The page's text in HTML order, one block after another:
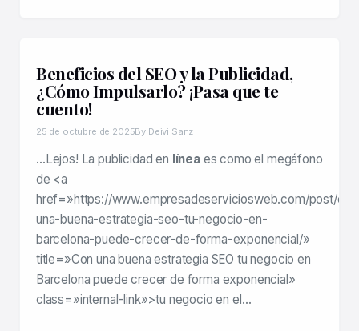
Beneficios del SEO y la Publicidad,
¿Cómo Impulsarlo? ¡Pasa que te
cuento!
25 de octubre de 2025By Deivi Sanz
…Lejos! La publicidad en líneaes como el megáfono
de <a
href=»https://www.empresadeserviciosweb.com/post/
una-buena-estrategia-seo-tu-negocio-en-
barcelona-puede-crecer-de-forma-exponencial/»
title=»Con una buena estrategia SEO tu negocio en
Barcelona puede crecer de forma exponencial»
class=»internal-link»>tu negocio en el…